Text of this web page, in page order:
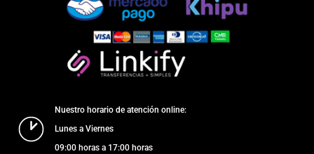
Nuestro horario de atención online:
Lunes a Viernes
09:00 horas a 17:00 horas